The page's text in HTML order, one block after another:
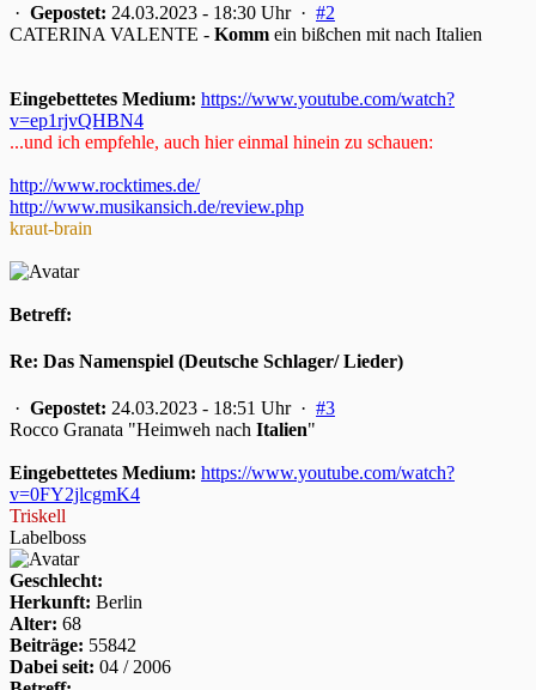
· Gepostet: 24.03.2023 - 18:30 Uhr · #2
CATERINA VALENTE - Komm ein bißchen mit nach Italien
Eingebettetes Medium: https://www.youtube.com/watch?
v=ep1rjvQHBN4
...und ich empfehle, auch hier einmal hinein zu schauen:
http://www.rocktimes.de/
http://www.musikansich.de/review.php
kraut-brain
Betreff:
Re: Das Namenspiel (Deutsche Schlager/ Lieder)
· Gepostet: 24.03.2023 - 18:51 Uhr · #3
Rocco Granata "Heimweh nach Italien"
Eingebettetes Medium: https://www.youtube.com/watch?
v=0FY2jlcgmK4
Triskell
Labelboss
Geschlecht:
Herkunft: Berlin
Alter: 68
Beiträge: 55842
Dabei seit: 04 / 2006